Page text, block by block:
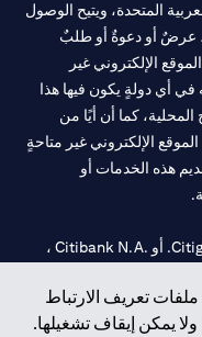
تعريف الارتباط
يمكن إيقاف تشغيلها.
المتحدة، ويتيح الوصول
عرضٌ أو دعوةٌ أو طلبٌ
الإلكتروني غير
أي دولةٍ يكون فيها هذا
المحلية، كما أن أيًا من
الإلكتروني غير متاحةٍ
هذه الخدمات أو
سيتي بنك هي علامة خدمة لشركة Citigroup Inc. أو .Citibank N.A ،
الإمارات المركزي تحت